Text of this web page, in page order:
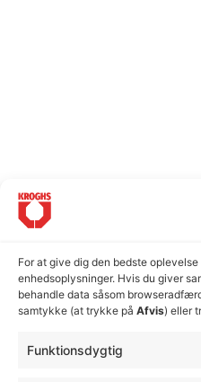
For at give dig den bedste
enhedsoplysninger. Hvis du giver
behandle data såsom
samtykke (at trykke på Afvis) eller
Funktionsdygtig